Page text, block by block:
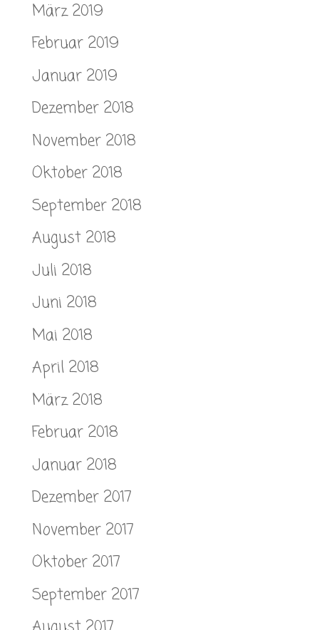
März 2019
Februar 2019
Januar 2019
Dezember 2018
November 2018
Oktober 2018
September 2018
August 2018
Juli 2018
Juni 2018
Mai 2018
April 2018
März 2018
Februar 2018
Januar 2018
Dezember 2017
November 2017
Oktober 2017
September 2017